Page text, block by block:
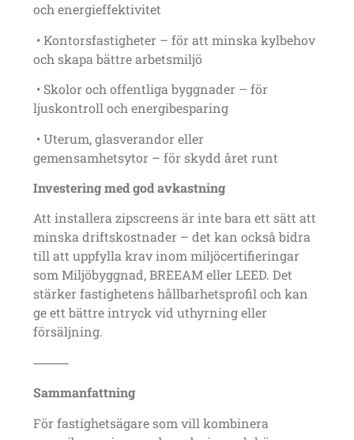
och energieffektivitet
• Kontorsfastigheter – för att minska kylbehov
och skapa bättre arbetsmiljö
• Skolor och offentliga byggnader – för
ljuskontroll och energibesparing
• Uterum, glasverandor eller
gemensamhetsytor – för skydd året runt
Investering med god avkastning
Att installera zipscreens är inte bara ett sätt att
minska driftskostnader – det kan också bidra
till att uppfylla krav inom miljöcertifieringar
somMiljöbyggnad,BREEAMeller LEED. Det
stärker fastighetens hållbarhetsprofil och kan
ge ett bättre intryck vid uthyrning eller
försäljning.
⸻
Sammanfattning
För fastighetsägare som vill kombinera